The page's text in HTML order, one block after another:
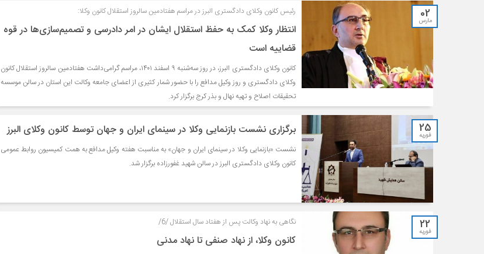
02
مارس
رئیس کانون وکلای دادگستری البرز در مراسم هفتادمین سالروز استقلال کانون وکلا:
انتظار وکلا کمک به حفظ استقلال ایشان در امر دادرسی و تصمیم‌سازی‌ها در قوه
قضاییه است
کانون وکلای دادگستری البرز، در روز سه‌شنبه ۹ اسفند ۱۴۰۱، مراسم گرامی‌داشت هفتادمین سالروز استقلال کانون
وکلای دادگستری و روز وکیل مدافع را با حضور شمار کثیری از اعضای جامعه وکالت این استان در سالن موسسه
تحقیقات اصلاح و تهیه نهال و بذر کرج برگزار کرد.
25
فوریه برگزاری نشست بازنمایى وکلا در سینماى ایران و جهان توسط کانون وکلای البرز
نشست «بازنمايى وكلا در سينماى ايران و جهان» به مناسبت هفته وكيل مدافع به همت كميسيون روابط عمومى
کانون وکلای دادگستری البرز در سالن شهيد غفورزاده برگزار شد.
22
فوریه
نگاهی به نهاد وکالت پس از هفتاد سال استقلال /6/
کانون وکلا، از نهاد صنفی تا نهاد مدنی